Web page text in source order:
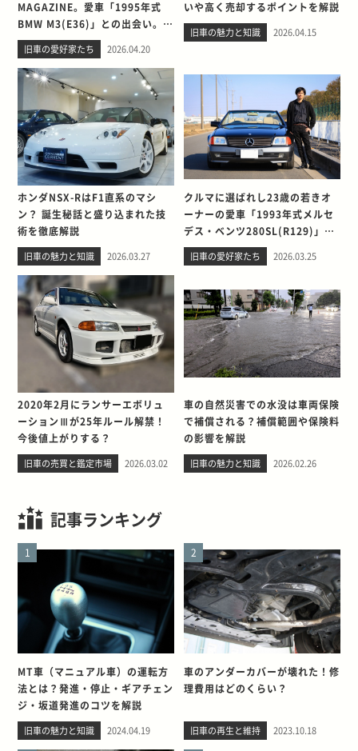
MAGAZINE。愛車「1995年式
BMW M3(E36)」との出会い。そ
して別れを考える
旧車の愛好家たち 2026.04.20
いや高く売却するポイントを解説
旧車の魅力と知識 2026.04.15
ホンダNSX-RはF1直系のマシ
ン？ 誕生秘話と盛り込まれた技
術を徹底解説
旧車の魅力と知識 2026.03.27
クルマに選ばれし23歳の若きオ
ーナーの愛車「1993年式メルセ
デス・ベンツ280SL(R129)」と
の出会い。そして別れを考える
旧車の愛好家たち 2026.03.25
2020年2月にランサーエボリュ
ーションⅢが25年ルール解禁！
今後値上がりする？
旧車の売買と鑑定市場 2026.03.02
車の自然災害での水没は車両保険
で補償される？補償範囲や保険料
の影響を解説
旧車の魅力と知識 2026.02.26
記事ランキング
1
MT車（マニュアル車）の運転方
法とは？発進・停止・ギアチェン
ジ・坂道発進のコツを解説
旧車の魅力と知識 2024.04.19
2
車のアンダーカバーが壊れた！修
理費用はどのくらい？
旧車の再生と維持 2023.10.18